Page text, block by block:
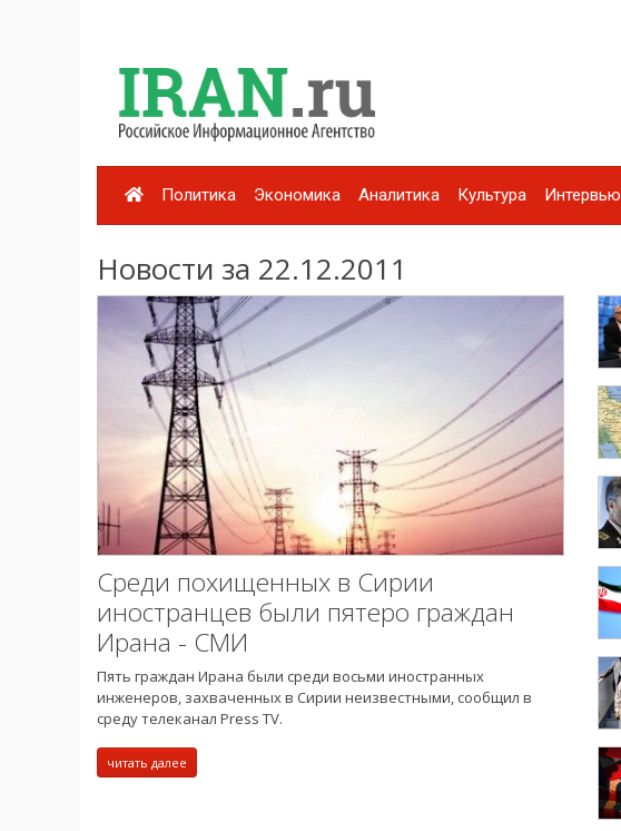
Политика Экономика Аналитика Культура Интервью
Новости за 22.12.2011
Среди похищенных в Сирии
иностранцев были пятеро граждан
Ирана - СМИ
Пять граждан Ирана были среди восьми иностранных
инженеров, захваченных в Сирии неизвестными, сообщил в
среду телеканал Press TV.
читать далее